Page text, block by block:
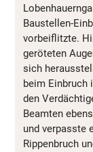
Baustellen-
vorbeiflitzte.
geröteten
sich
beim Einbruch
den
Beamten
und verpasste
Rippenbruch